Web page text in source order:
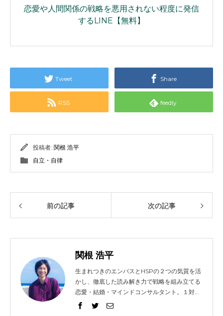
恋愛や人間関係の戦略を悪用されない程度に発信
するLINE【無料】
Tweet Share
RSS feedly
投稿者: 関根 浩平
自立・自律
前の記事 次の記事
関根 浩平
生まれつきのエンパスとHSPの２つの気質を活
かし、徹底した読み解き力で戦略を組み立てる
恋愛・結婚・マインドコンサルタント。１対１
でガッツリ語り合うセッションとコンテンツ発